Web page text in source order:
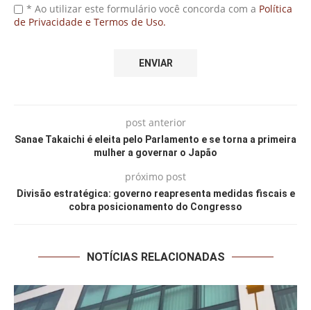
* Ao utilizar este formulário você concorda com a Política
de Privacidade e Termos de Uso.
post anterior
Sanae Takaichi é eleita pelo Parlamento e se torna a primeira
mulher a governar o Japão
próximo post
Divisão estratégica: governo reapresenta medidas fiscais e
cobra posicionamento do Congresso
NOTÍCIAS RELACIONADAS